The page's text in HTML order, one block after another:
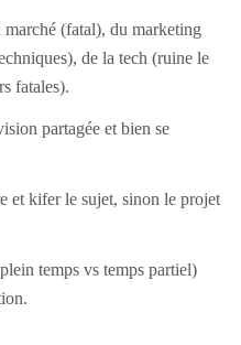
marché (fatal), du marketing
de la tech (ruine le
fatales).
partagée et bien se
et kifer le sujet, sinon le projet
temps vs temps partiel)